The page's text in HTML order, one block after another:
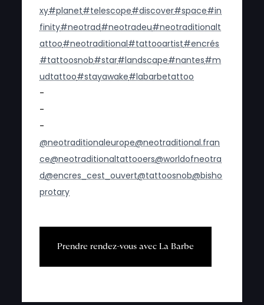
xy#planet#telescope#discover#space#in
finity#neotrad#neotradeu#neotraditionalt
attoo#neotraditional#tattooartist#encrés
#tattoosnob#star#landscape#nantes#m
udtattoo#stayawake#labarbetattoo
-
-
-
@neotraditionaleurope@neotraditional.fran
ce@neotraditionaltattooers@worldofneotra
d@encres_cest_ouvert@tattoosnob@bisho
protary
Prendre rendez-vous avec La Barbe